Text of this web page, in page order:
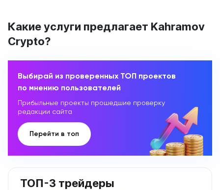
Какие услуги предлагает Kahramov
Crypto?
Выбирай из проверенных ТОП проектов
по мнению пользователей
Прибыльные проекты прошедшие проверку
редакции сайта
Перейти в топ
ТОП-3 трейдеры